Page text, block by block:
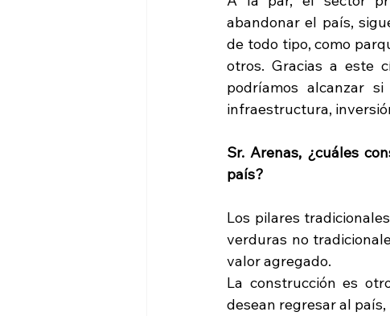
abandonar el país,
de todo tipo, como
otros. Gracias a este
podríamos alcanzar
infraestructura,
Sr. Arenas, ¿cuáles
país?
Los pilares
verduras no
valor agregado.
La construcción es
desean regresar al